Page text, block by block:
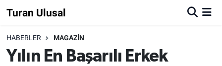
Turan Ulusal
HABERLER MAGAZİN
Yılın En Başarılı Erkek